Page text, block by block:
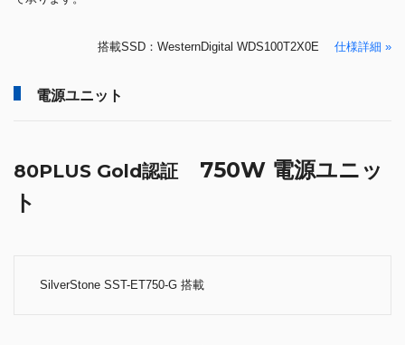
搭載SSD：WesternDigital WDS100T2X0E 仕様詳細 »
電源ユニット
80PLUS Gold認証 750W 電源ユニッ
ト
SilverStone SST-ET750-G 搭載